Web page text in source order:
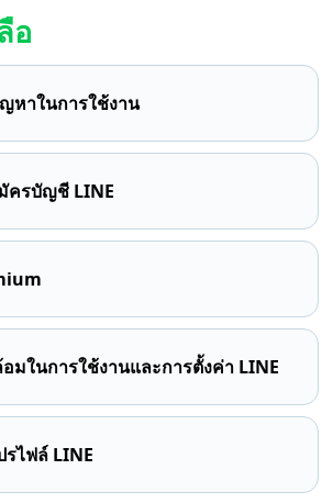
อ
าในการใช้งาน
ครบัญชี LINE
มในการใช้งานและการตั้งค่า LINE
ไฟล์ LINE